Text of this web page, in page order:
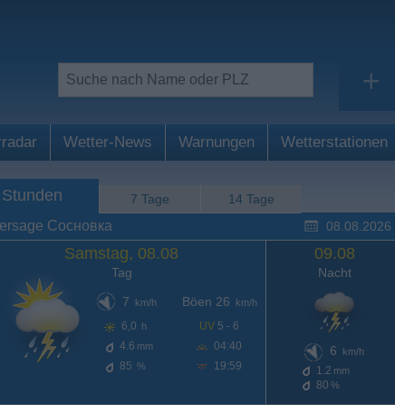
+
Wetter-News Warnungen Wetterstationen
7 Tage 14 Tage
Сосновка 08.08.2026
Samstag, 08.08
Tag
7
km/h
6,0 h
4.6 mm
85 %
Böen 26 km/h
UV 5 - 6
04:40
19:59
09.08
Nacht
6 km/h
1.2 mm
80 %